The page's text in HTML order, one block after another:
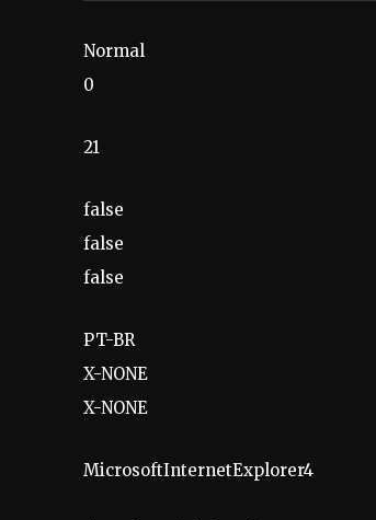
Normal
0
21
false
false
false
PT-BR
X-NONE
X-NONE
MicrosoftInternetExplorer4